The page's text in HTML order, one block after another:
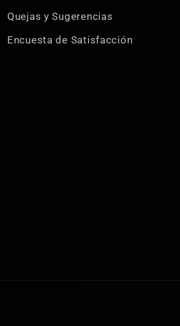
Quejas y Sugerencias
Encuesta de Satisfacción